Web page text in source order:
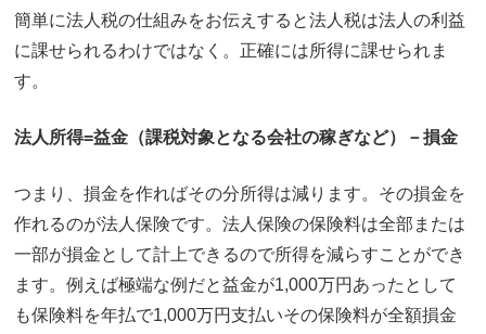
簡単に法人税の仕組みをお伝えすると法人税は法人の利益
に課せられるわけではなく。正確には所得に課せられま
す。
法人所得=益金（課税対象となる会社の稼ぎなど）－損金
つまり、損金を作ればその分所得は減ります。その損金を
作れるのが法人保険です。法人保険の保険料は全部または
一部が損金として計上できるので所得を減らすことができ
ます。例えば極端な例だと益金が1,000万円あったとして
も保険料を年払で1,000万円支払いその保険料が全額損金